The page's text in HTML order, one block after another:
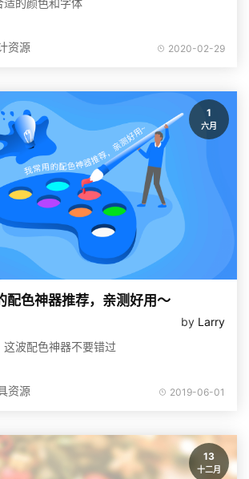
资源 2020-02-29
1
六月
配色神器推荐，亲测好用～
by Larry
波配色神器不要错过
资源 2019-06-01
13
十二月